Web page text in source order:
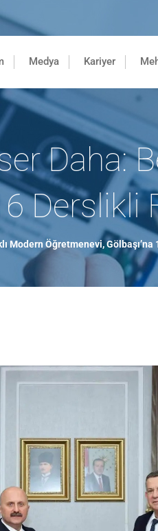
Medya Kariyer
Daha:
Derslikli
Modern Öğretmenevi,